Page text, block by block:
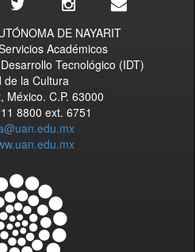
DE NAYARIT
Académicos
Tecnológico (IDT)
de la Cultura
México. C.P. 63000
8800 ext. 6751